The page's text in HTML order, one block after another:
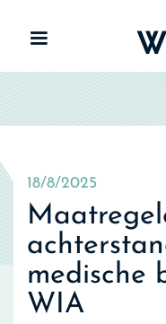
18/8/2025
medische
WIA